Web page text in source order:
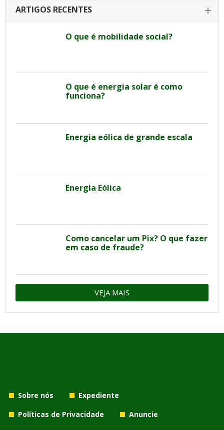
ARTIGOS RECENTES
O que é mobilidade social?
O que é energia solar é como
funciona?
Energia eólica de grande escala
Energia Eólica
Como cancelar um Pix? O que fazer
em caso de fraude?
VEJA MAIS
Sobre nós
Expediente
Políticas de Privacidade
Anuncie